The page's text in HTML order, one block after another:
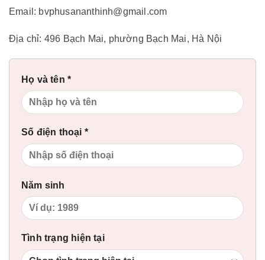
Email: bvphusananthinh@gmail.com
Địa chỉ: 496 Bạch Mai, phường Bạch Mai, Hà Nội
Họ và tên *
Số điện thoại *
Năm sinh
Tình trạng hiện tại